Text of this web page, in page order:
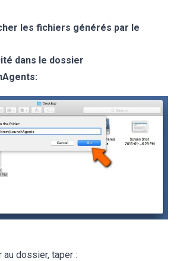
les fichiers générés par le
dans le dossier
au dossier, taper :